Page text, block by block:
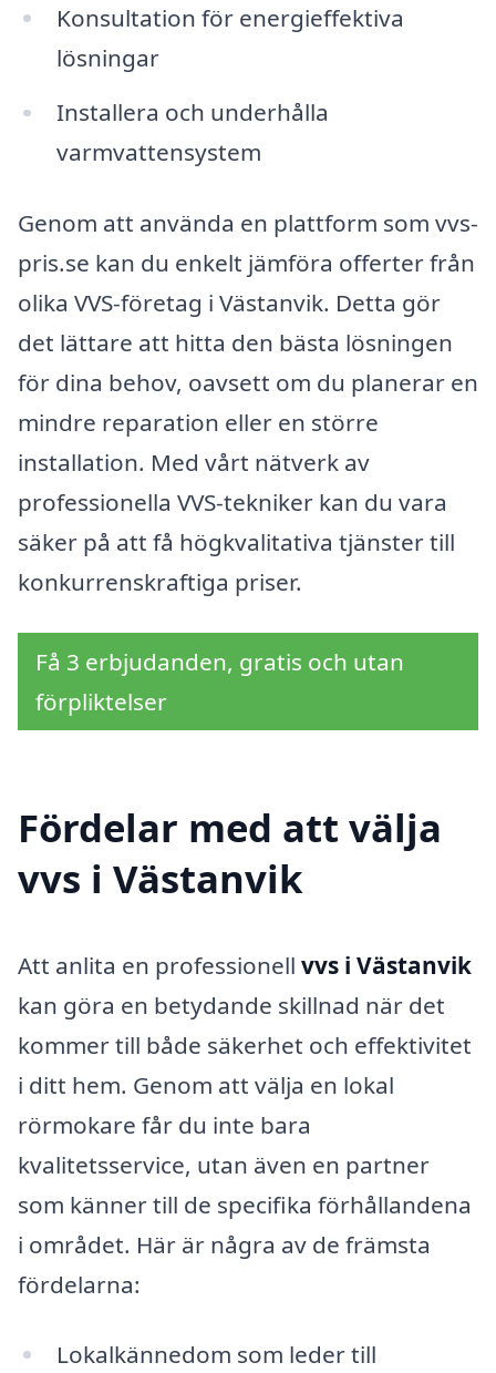
Konsultation för energieffektiva
lösningar
Installera och underhålla
varmvattensystem
Genom att använda en plattform som vvs-
pris.se kan du enkelt jämföra offerter från
olika VVS-företag i Västanvik. Detta gör
det lättare att hitta den bästa lösningen
för dina behov, oavsett om du planerar en
mindre reparation eller en större
installation. Med vårt nätverk av
professionella VVS-tekniker kan du vara
säker på att få högkvalitativa tjänster till
konkurrenskraftiga priser.
Få 3 erbjudanden, gratis och utan
förpliktelser
Fördelar med att välja
vvs i Västanvik
Att anlita en professionell vvs i Västanvik
kan göra en betydande skillnad när det
kommer till både säkerhet och effektivitet
i ditt hem. Genom att välja en lokal
rörmokare får du inte bara
kvalitetsservice, utan även en partner
som känner till de specifika förhållandena
i området. Här är några av de främsta
fördelarna:
Lokalkännedom som leder till